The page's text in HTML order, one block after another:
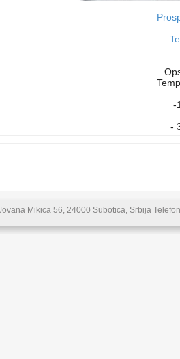
-
-
Mikica 56, 24000 Subotica, Srbija